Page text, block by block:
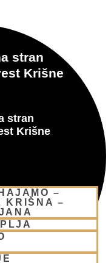
stran
Krišne
stran
Krišne
–
KRIŠNA –